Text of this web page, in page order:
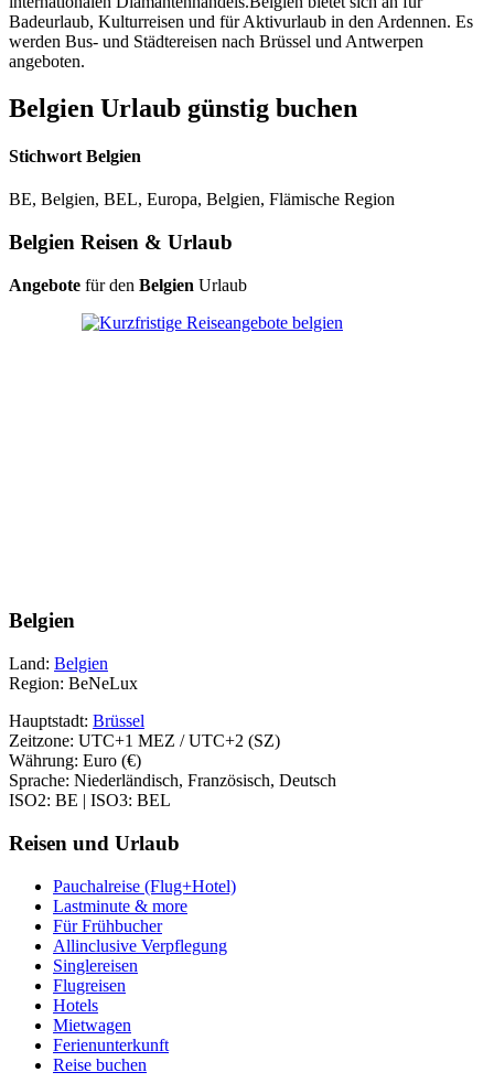
Badeurlaub, Kulturreisen und für Aktivurlaub in den Ardennen. Es
werden Bus- und Städtereisen nach Brüssel und Antwerpen
angeboten.
Belgien Urlaub günstig buchen
Stichwort Belgien
BE, Belgien, BEL, Europa, Belgien, Flämische Region
Belgien Reisen & Urlaub
Angebote für den Belgien Urlaub
Belgien
Land: Belgien
Region: BeNeLux
Hauptstadt: Brüssel
Zeitzone: UTC+1 MEZ / UTC+2 (SZ)
Währung: Euro (€)
Sprache: Niederländisch, Französisch, Deutsch
ISO2: BE | ISO3: BEL
Reisen und Urlaub
Pauchalreise (Flug+Hotel)
Lastminute & more
Für Frühbucher
Allinclusive Verpflegung
Singlereisen
Flugreisen
Hotels
Mietwagen
Ferienunterkunft
Reise buchen